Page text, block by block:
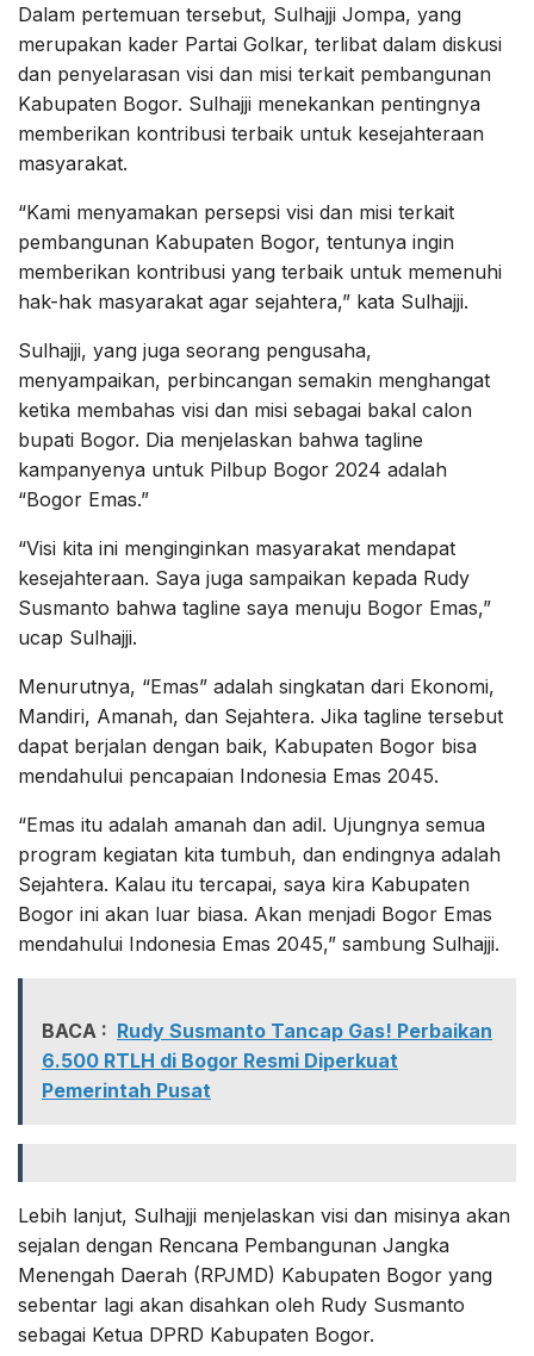
Dalam pertemuan tersebut, Sulhajji Jompa, yang
merupakan kader Partai Golkar, terlibat dalam diskusi
dan penyelarasan visi dan misi terkait pembangunan
Kabupaten Bogor. Sulhajji menekankan pentingnya
memberikan kontribusi terbaik untuk kesejahteraan
masyarakat.
“Kami menyamakan persepsi visi dan misi terkait
pembangunan Kabupaten Bogor, tentunya ingin
memberikan kontribusi yang terbaik untuk memenuhi
hak-hak masyarakat agar sejahtera,” kata Sulhajji.
Sulhajji, yang juga seorang pengusaha,
menyampaikan, perbincangan semakin menghangat
ketika membahas visi dan misi sebagai bakal calon
bupati Bogor. Dia menjelaskan bahwa tagline
kampanyenya untuk Pilbup Bogor 2024 adalah
“Bogor Emas.”
“Visi kita ini menginginkan masyarakat mendapat
kesejahteraan. Saya juga sampaikan kepada Rudy
Susmanto bahwa tagline saya menuju Bogor Emas,”
ucap Sulhajji.
Menurutnya, “Emas” adalah singkatan dari Ekonomi,
Mandiri, Amanah, dan Sejahtera. Jika tagline tersebut
dapat berjalan dengan baik, Kabupaten Bogor bisa
mendahului pencapaian Indonesia Emas 2045.
“Emas itu adalah amanah dan adil. Ujungnya semua
program kegiatan kita tumbuh, dan endingnya adalah
Sejahtera. Kalau itu tercapai, saya kira Kabupaten
Bogor ini akan luar biasa. Akan menjadi Bogor Emas
mendahului Indonesia Emas 2045,” sambung Sulhajji.
BACA : Rudy Susmanto Tancap Gas! Perbaikan
6.500 RTLH di Bogor Resmi Diperkuat
Pemerintah Pusat
Lebih lanjut, Sulhajji menjelaskan visi dan misinya akan
sejalan dengan Rencana Pembangunan Jangka
Menengah Daerah (RPJMD) Kabupaten Bogor yang
sebentar lagi akan disahkan oleh Rudy Susmanto
sebagai Ketua DPRD Kabupaten Bogor.